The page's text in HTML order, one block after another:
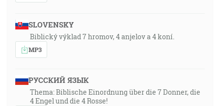
SLOVENSKY
Biblický výklad 7 hromov, 4 anjelov a 4 koní.
MP3
РУССКИЙ ЯЗЫК
Thema: Biblische Einordnung über die 7 Donner, die
4 Engel und die 4 Rosse!